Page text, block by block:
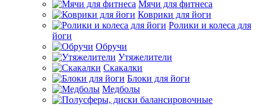
Мячи для фитнеса
Коврики для йоги
Ролики и колеса для
йоги
Обручи
Утяжелители
Скакалки
Блоки для йоги
Медболы